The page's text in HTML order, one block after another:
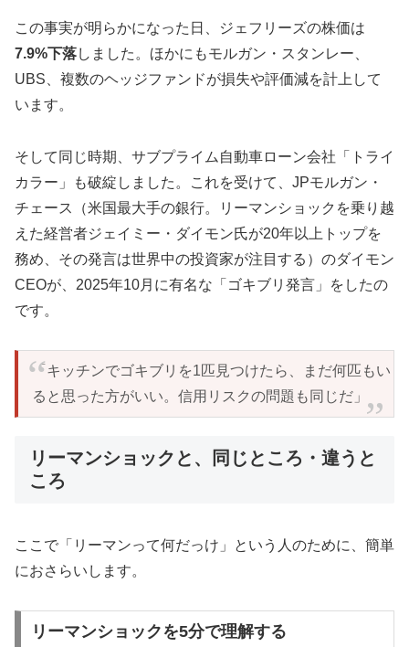
この事実が明らかになった日、ジェフリーズの株価は
7.9%下落しました。ほかにもモルガン・スタンレー、
UBS、複数のヘッジファンドが損失や評価減を計上して
います。
そして同じ時期、サブプライム自動車ローン会社「トライ
カラー」も破綻しました。これを受けて、JPモルガン・
チェース（米国最大手の銀行。リーマンショックを乗り越
えた経営者ジェイミー・ダイモン氏が20年以上トップを
務め、その発言は世界中の投資家が注目する）のダイモン
CEOが、2025年10月に有名な「ゴキブリ発言」をしたの
です。
「キッチンでゴキブリを1匹見つけたら、まだ何匹もい
ると思った方がいい。信用リスクの問題も同じだ」
リーマンショックと、同じところ・違うと
ころ
ここで「リーマンって何だっけ」という人のために、簡単
におさらいします。
リーマンショックを5分で理解する